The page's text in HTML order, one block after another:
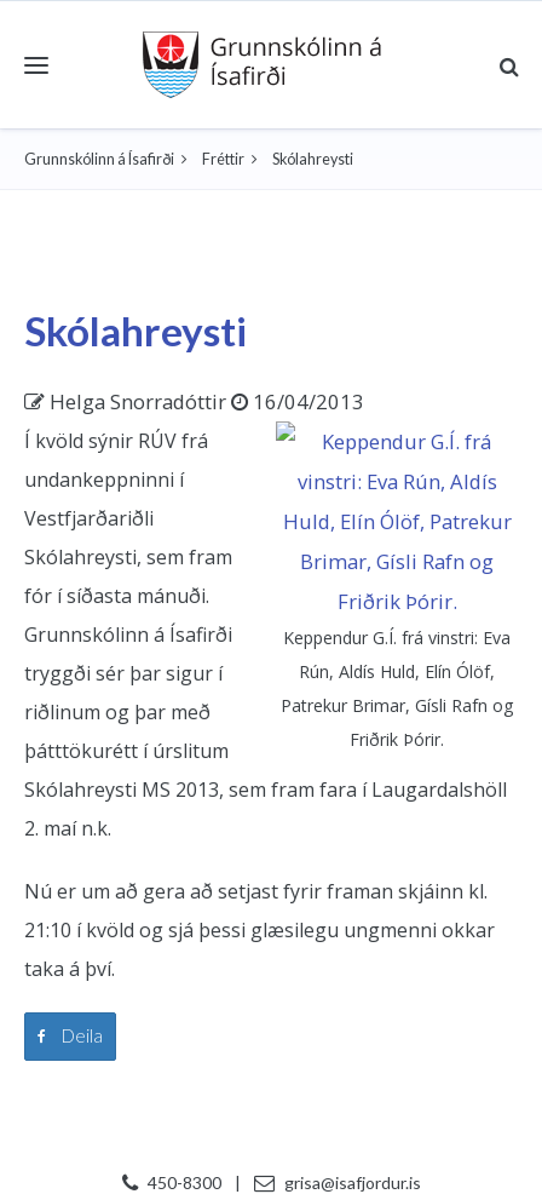
Toggle navigation
Grunnskólinn á Ísafirði Fréttir Skólahreysti
Skólahreysti
Helga Snorradóttir 16/04/2013
Keppendur G.Í. frá vinstri: Eva
Rún, Aldís Huld, Elín Ólöf,
Patrekur Brimar, Gísli Rafn og
Friðrik Þórir.
Í kvöld sýnir RÚV frá
undankeppninni í
Vestfjarðariðli
Skólahreysti, sem fram
fór í síðasta mánuði.
Grunnskólinn á Ísafirði
tryggði sér þar sigur í
riðlinum og þar með
þátttökurétt í úrslitum
Skólahreysti MS 2013, sem fram fara í Laugardalshöll
2. maí n.k.
Nú er um að gera að setjast fyrir framan skjáinn kl.
21:10 í kvöld og sjá þessi glæsilegu ungmenni okkar
taka á því.
Deila
450-8300 | grisa@isafjordur.is